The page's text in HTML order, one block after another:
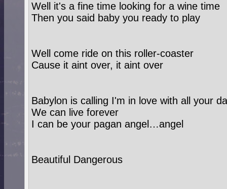
Well it's a fine time looking for a wine time
Then you said baby you ready to play
Well come ride on this roller-coaster
Cause it aint over, it aint over
Babylon is calling I'm in love with all your
We can live forever
I can be your pagan angel…angel
Beautiful Dangerous